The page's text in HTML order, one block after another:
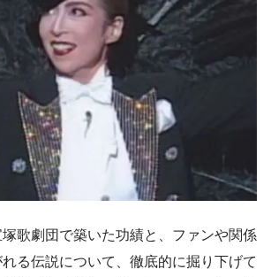
歌劇団で築いた功績と、ファンや関係
る伝説について、徹底的に掘り下げて